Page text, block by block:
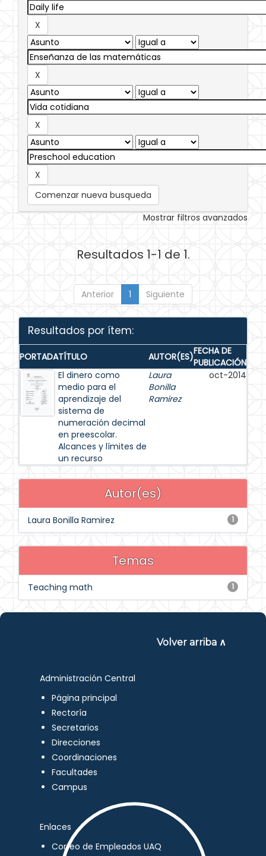
Comenzar nueva busqueda
Mostrar filtros avanzados
Resultados 1-1 de 1.
Anterior 1 Siguiente
Resultados por ítem:
PORTADATÍTULO AUTOR(ES)FECHA DE
PUBLICACIÓN
El dinero como
medio para el
aprendizaje del
sistema de
numeración decimal
en preescolar.
Alcances y límites de
un recurso
Laura
Bonilla
Ramirez
oct-2014
Autor(es)
1
Laura Bonilla Ramirez
Temas
1
Teaching math
Volver arriba ∧
Administración Central
Página principal
Rectoría
Secretarios
Direcciones
Coordinaciones
Facultades
Campus
Enlaces
Correo de Empleados UAQ